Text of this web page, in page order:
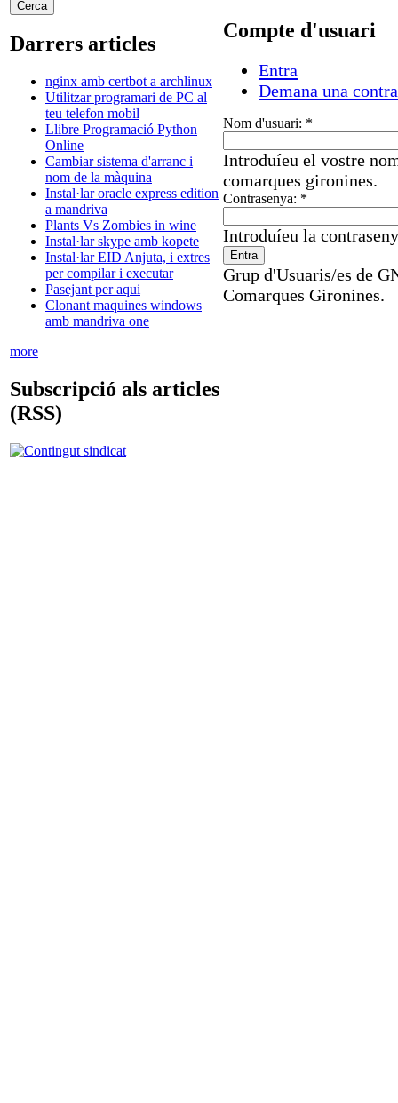
Darrers articles
nginx amb certbot a archlinux
Utilitzar programari de PC al
teu telefon mobil
Llibre Programació Python
Online
Cambiar sistema d'arranc i
nom de la màquina
Instal·lar oracle express edition
a mandriva
Plants Vs Zombies in wine
Instal·lar skype amb kopete
Instal·lar EID Anjuta, i extres
per compilar i executar
Pasejant per aqui
Clonant maquines windows
amb mandriva one
more
Subscripció als articles
(RSS)
Compte d'usuari
Entra
Demana una
Nom d'usuari: *
Introduíeu el vostre
comarques gironines.
Contrasenya: *
Introduíeu la
Grup d'Usuaris/es de
Comarques Gironines.